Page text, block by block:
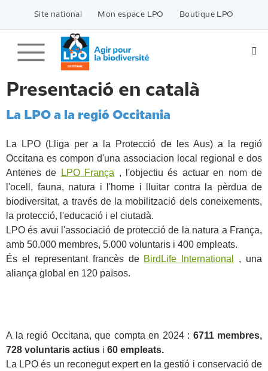
contenu
Site national Mon espace LPO Boutique LPO
Presentació en català
La LPO a la regió Occitania
La LPO (Lliga per a la Protecció de les Aus) a la regió
Occitana es compon d'una associacion local regional e dos
Antenes de
LPO França , l'objectiu és actuar en nom de
l'ocell, fauna, natura i l'home i lluitar contra la pèrdua de
biodiversitat, a través de la mobilització dels coneixements,
la protecció, l'educació i el ciutadà.
LPO és avui l'associació de protecció de la natura a França,
amb 50.000 membres, 5.000 voluntaris i 400 empleats.
És el representant francès de BirdLife International
, una
aliança global en 120 països.
A la regió Occitana, que compta en 2024 : 6711 membres,
728 voluntaris actius i 60 empleats.
La LPO és un reconegut expert en la gestió i conservació de